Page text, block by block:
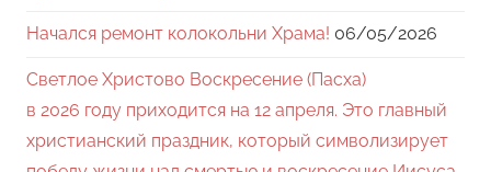
Начался ремонт колокольни Храма! 06/05/2026
Светлое Христово Воскресение (Пасха)
в 2026 году приходится на 12 апреля. Это главный
христианский праздник, который символизирует